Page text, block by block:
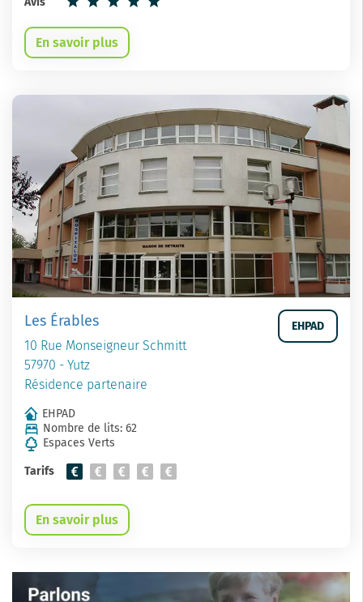
En savoir plus
Les Érables
10 Rue Monseigneur Schmitt
57970 - Yutz
Résidence partenaire
EHPAD
EHPAD
Nombre de lits: 62
Espaces Verts
Tarifs
En savoir plus